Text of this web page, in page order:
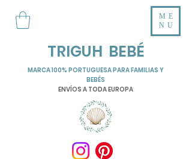
TRIGUH BEBÉ
ME
NU
MARCA 100% PORTUGUESA PARA FAMILIAS Y
BEBÉS
ENVÍOS A TODA EUROPA